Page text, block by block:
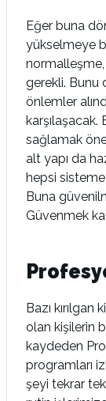
Eğer buna
yükselmeye
normalleşme,
gerekli. Bunu
önlemler
karşılaşacak.
sağlamak
alt yapı da
hepsi
Buna
Güvenmek
Bazı kırılgan
olan kişilerin
kaydeden
programları
şeyi tekrar